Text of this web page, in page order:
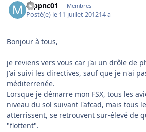
mppnc01 Membres
Posté(e) le 11 juillet 201214 a
Bonjour à tous,
je reviens vers vous car j'ai un drôle de
J'ai suivi les directives, sauf que je n'ai
méditerrenée.
Lorsque je démarre mon FSX, tous les
niveau du sol suivant l'afcad, mais tous
atterrissent, se retrouvent sur-élevé de
"flottent".